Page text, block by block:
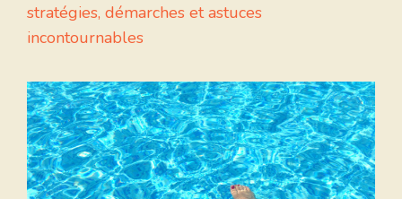
stratégies, démarches et astuces
incontournables